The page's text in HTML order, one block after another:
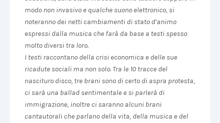
modo non invasivo e qualche suono elettronico, si
noteranno dei netti cambiamenti di stato d’animo
espressi dalla musica che farà da base a testi spesso
molto diversi tra loro.
I testi raccontano della crisi economica e delle sue
ricadute sociali ma non solo. Tra le 10 tracce del
nascituro disco, tre brani sono di certo di aspra protesta,
ci sarà una ballad sentimentale e si parlerà di
immigrazione, inoltre ci saranno alcuni brani
cantautorali che parlano della vita, della musica e del